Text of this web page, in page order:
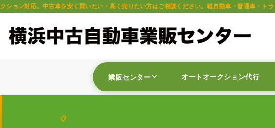
買いたい・高く売りたい方はご相談ください。軽自動車・普通車・トラック・重機まで全国対
業販センター オートオークション代行
📋